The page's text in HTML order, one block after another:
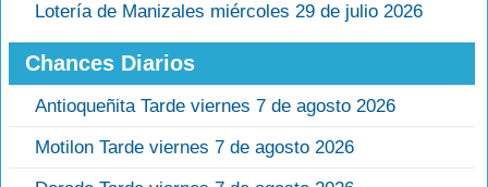
Lotería de Manizales miércoles 29 de julio 2026
Chances Diarios
Antioqueñita Tarde viernes 7 de agosto 2026
Motilon Tarde viernes 7 de agosto 2026